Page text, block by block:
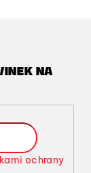
NA
ochrany